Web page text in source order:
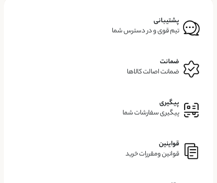
پشتیبانی
تیم قوی و در دسترس شما
ضمانت
ضمانت اصالت کالاها
پیگیری
پیگیری سفارشات شما
قواینین
قوانین ومقررات خرید